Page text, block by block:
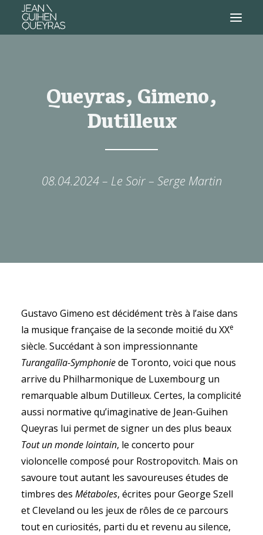
SEARCH
Queyras, Gimeno,
Dutilleux
08.04.2024 – Le Soir – Serge Martin
Gustavo Gimeno est décidément très à l’aise dans
la musique française de la seconde moitié du XXe
siècle. Succédant à son impressionnante
Turangalîla-Symphoniede Toronto, voici que nous
arrive du Philharmonique de Luxembourg un
remarquable album Dutilleux. Certes, la complicité
aussi normative qu’imaginative de Jean-Guihen
Queyras lui permet de signer un des plus beaux
Tout un monde lointain, le concerto pour
violoncelle composé pour Rostropovitch. Mais on
savoure tout autant les savoureuses études de
timbres des Métaboles, écrites pour George Szell
et Cleveland ou les jeux de rôles de ce parcours
tout en curiosités, parti du et revenu au silence,